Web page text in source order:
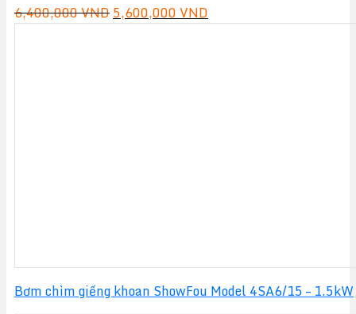
6,400,000VNDGiá
5,600,000VND
Bơm chìm giếng khoan ShowFou Model 4SA6/15 – 1.5kW